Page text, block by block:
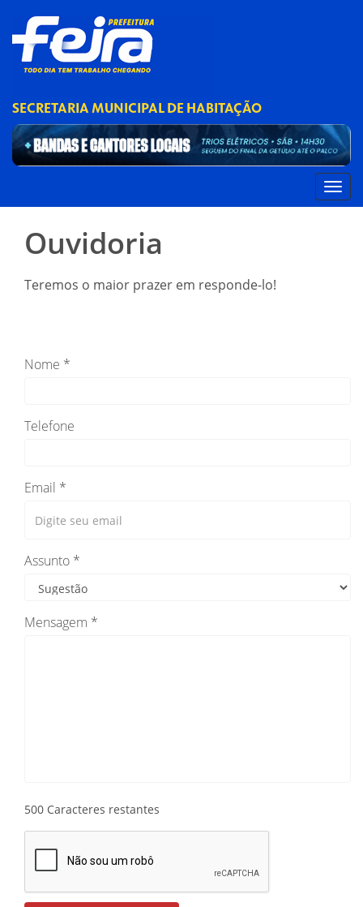
SECRETARIA MUNICIPAL DE HABITAÇÃO
Ouvidoria
Teremos o maior prazer em responde-lo!
Nome *
Telefone
Email *
Assunto *
Mensagem *
500 Caracteres restantes